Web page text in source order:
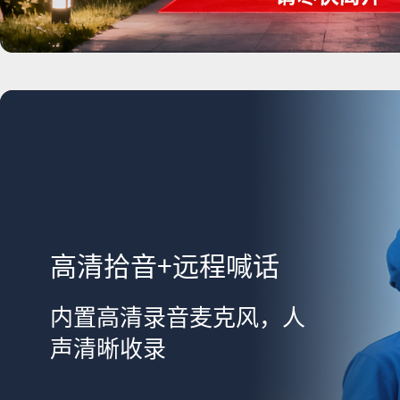
高清拾音+远程喊话
内置高清录音麦克风，人
声清晰收录